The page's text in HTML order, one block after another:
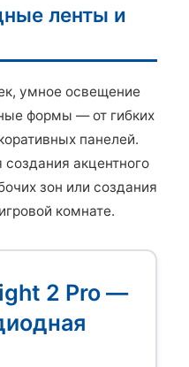
ленты и
умное освещение
формы — от гибких
панелей.
акцентного
зон или создания
комнате.
2 Pro —